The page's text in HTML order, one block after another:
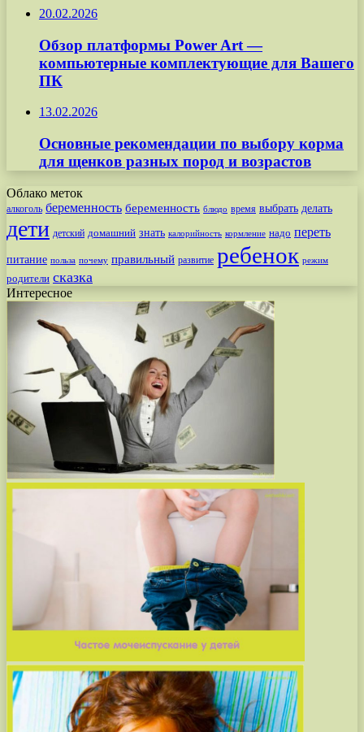
20.02.2026
Обзор платформы Power Art —
компьютерные комплектующие для Вашего
ПК
13.02.2026
Основные рекомендации по выбору корма
для щенков разных пород и возрастов
Облако меток
алкоголь беременность беременность блюдо время выбрать делать
дети детский домашний знать калорийность кормление надо переть
питание польза почему правильный развитие ребенок режим
родители сказка
Интересное